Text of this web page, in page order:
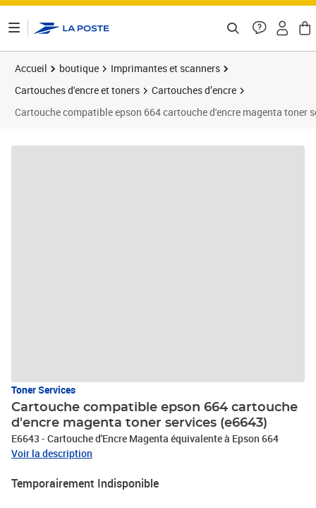
Accueil boutique
Imprimantes et scanners
Cartouches d'encre et toners
Cartouches d’encre
Cartouche compatible epson 664 cartouche d'encre magenta toner
Toner Services
Cartouche compatible epson 664 cartouche
d'encre magenta toner services (e6643)
E6643 - Cartouche d'Encre Magenta équivalente à Epson 664
Voir la description
Temporairement Indisponible